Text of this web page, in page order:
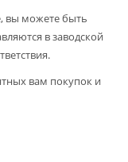
вы можете быть
в заводской
вам покупок и